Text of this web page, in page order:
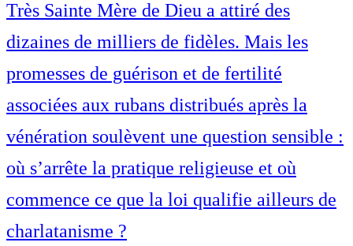
Très Sainte Mère de Dieu a attiré des
dizaines de milliers de fidèles. Mais les
promesses de guérison et de fertilité
associées aux rubans distribués après la
vénération soulèvent une question sensible :
où s’arrête la pratique religieuse et où
commence ce que la loi qualifie ailleurs de
charlatanisme ?